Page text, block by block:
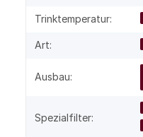
Trinktemperatur:
Art:
Ausbau:
Spezialfilter: